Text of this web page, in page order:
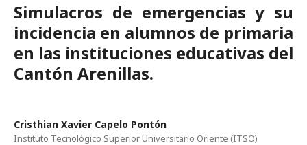
Simulacros de emergencias y su
incidencia en alumnos de primaria
en las instituciones educativas del
Cantón Arenillas.
Cristhian Xavier Capelo Pontón
Instituto Tecnológico Superior Universitario Oriente (ITSO)